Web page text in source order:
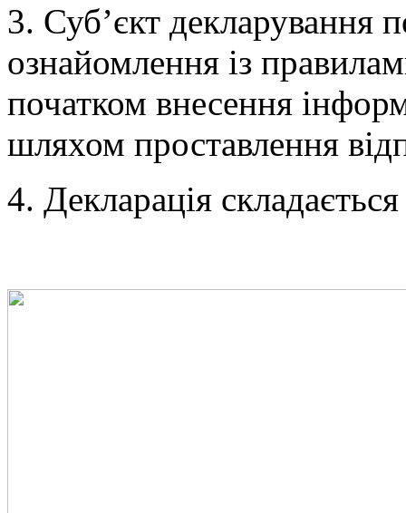
3. Суб’єкт декларування
ознайомлення із
початком внесення
шляхом проставлення
4. Декларація